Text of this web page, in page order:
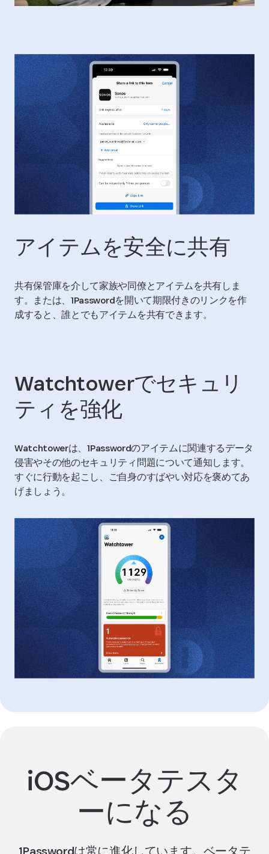
アイテムを安全に共有
共有保管庫を介して家族や同僚とアイテムを共有しま
す。または、1Passwordを開いて期限付きのリンクを作
成すると、誰とでもアイテムを共有できます。
Watchtowerでセキュリ
ティを強化
Watchtowerは、1Passwordのアイテムに関連するデータ
侵害やその他のセキュリティ問題について通知します。
すぐに行動を起こし、ご自身のすばやい対応を褒めてあ
げましょう。
iOSベータテスタ
ーになる
1Passwordは常に進化しています。ベータテ